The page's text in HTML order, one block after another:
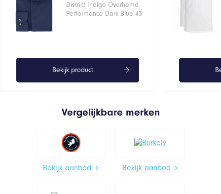
District Indigo Overhemd
Performance Dark Blue 43
Bekijk product
Vergelijkbare merken
Bekijk aanbod Bekijk aanbod